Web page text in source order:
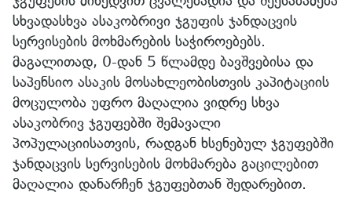
სხვადასხვა ასაკობრივი ჯგუფის ჯანდაცვის
სერვისების მოხმარების საჭიროებებს.
მაგალითად, 0-დან 5 წლამდე ბავშვებისა და
საპენსიო ასაკის მოსახლეობისთვის კაპიტაციის
მოცულობა უფრო მაღალია ვიდრე სხვა
ასაკობრივ ჯგუფებში შემავალი
პოპულაციისათვის, რადგან ხსენებულ ჯგუფებში
ჯანდაცვის სერვისების მოხმარება გაცილებით
მაღალია დანარჩენ ჯგუფებთან შედარებით.